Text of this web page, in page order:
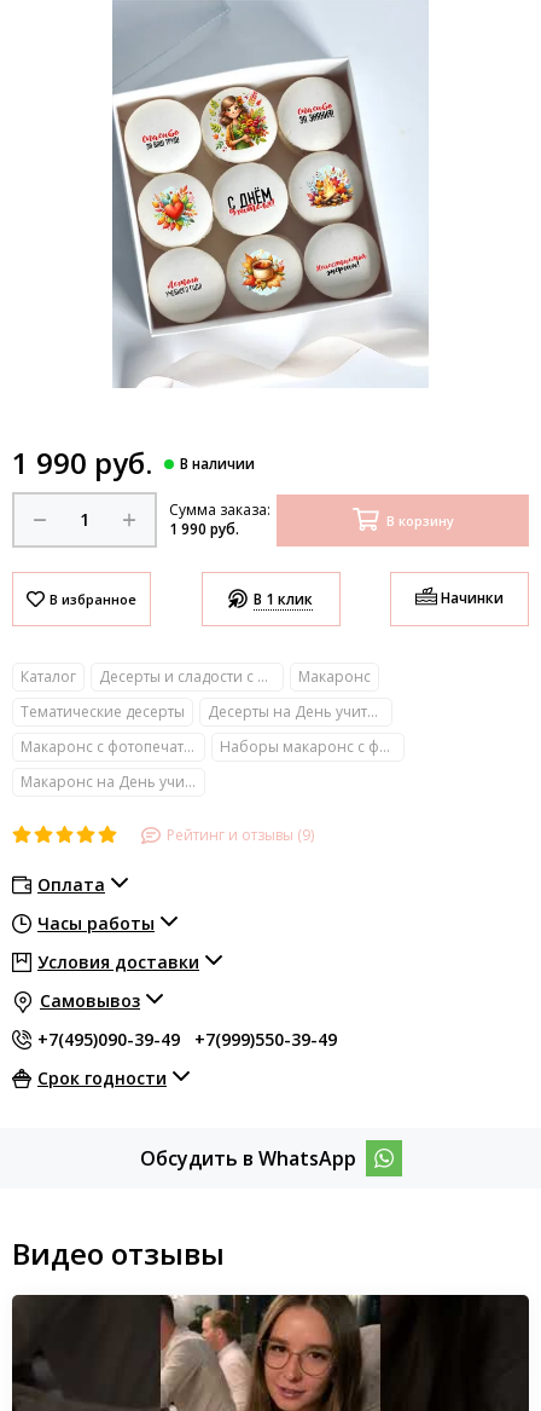
1 990 руб.
Сумма заказа:
1 990 руб.
В корзину
В 1 клик Начинки
Каталог Десерты и сладости с фото
Макаронс
Тематические десерты
Десерты на День учителя
Макаронс с фотопечатью
Наборы макаронс с фотопечатью
Макаронс на День учителя
Рейтинг и отзывы (9)
Оплата
Часы работы
Условия доставки
Самовывоз
+7(495)090-39-49
+7(999)550-39-49
Срок годности
Обсудить в WhatsApp
Видео отзывы